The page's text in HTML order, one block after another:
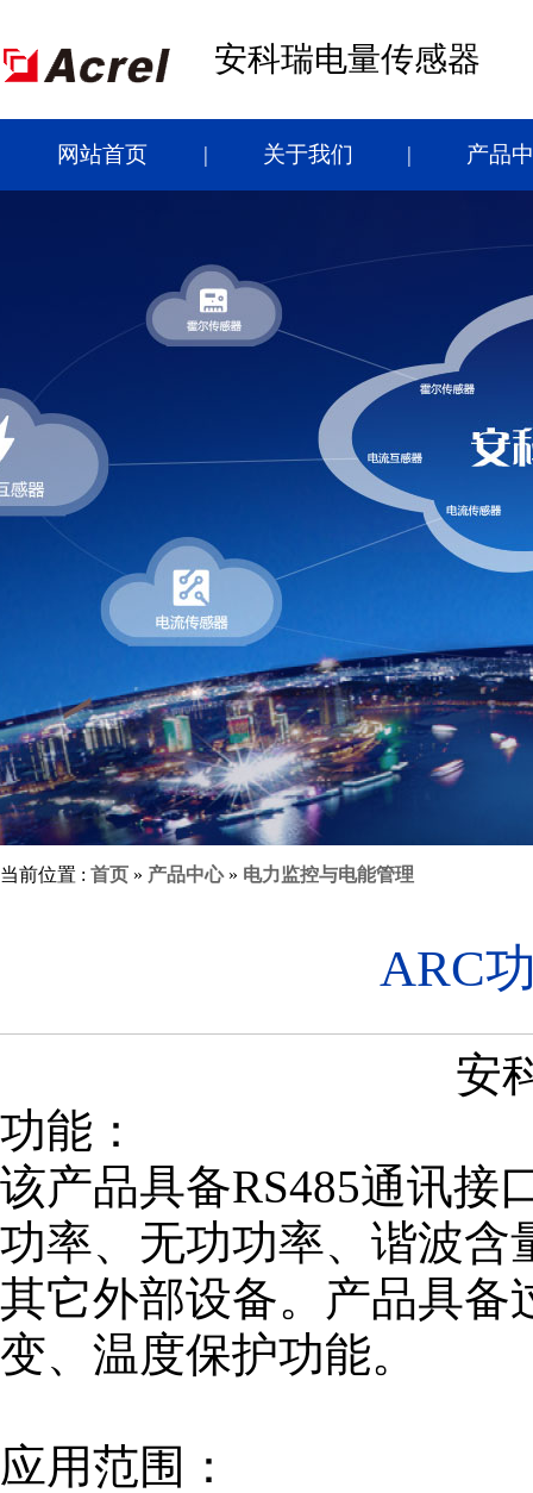
安科瑞电量传感器
网站首页 关于我们 产品
当前位置 : 首页 » 产品中心» 电力监控与电能管理
ARC
安
功能：
该产品具备RS485通讯接
功率、无功功率、谐波含
其它外部设备。产品具备
变、温度保护功能。
应用范围：